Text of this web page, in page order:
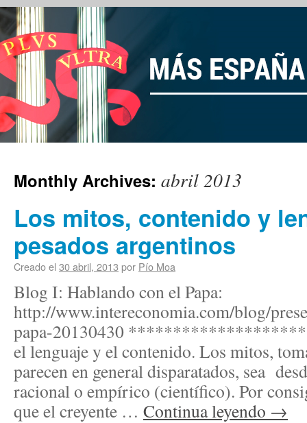
Monthly Archives: abril 2013
Los mitos, contenido y
pesados argentinos
Creado el 30 abril, 2013 por Pío Moa
Blog I: Hablando con el Papa:
http://www.intereconomia.com/blog/
papa-20130430
el lenguaje y el contenido. Los mitos,
parecen en general disparatados, sea
racional o empírico (científico). Por
que el creyente … Continua leyendo →